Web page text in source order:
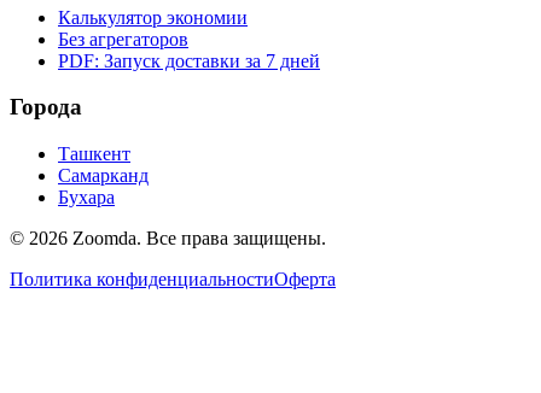
Калькулятор экономии
Без агрегаторов
PDF: Запуск доставки за 7 дней
Города
Ташкент
Самарканд
Бухара
© 2026 Zoomda. Все права защищены.
Политика конфиденциальностиОферта